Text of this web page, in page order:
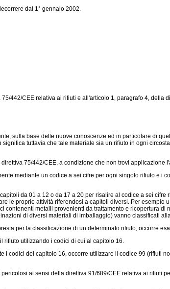
dal 1° gennaio 2002.
75/442/CEE relativa ai rifiuti e all'articolo 1, paragrafo 4, della
sulla base delle nuove conoscenze ed in particolare di
tuttavia che tale materiale sia un rifiuto in ogni
direttiva 75/442/CEE, a condizione che non trovi applicazione
mediante un codice a sei cifre per ogni singolo rifiuto e i
da 01 a 12 o da 17 a 20 per risalire al codice a sei
le proprie attività riferendosi a capitoli diversi. Per
metalli provenienti da trattamento e ricopertura
di diversi materiali di imballaggio) vanno classificati
per la classificazione di un determinato rifiuto, occorre
utilizzando i codici di cui al capitolo 16.
codici del capitolo 16, occorre utilizzare il codice 99 (rifiuti
ai sensi della direttiva 91/689/CEE relativa ai rifiuti